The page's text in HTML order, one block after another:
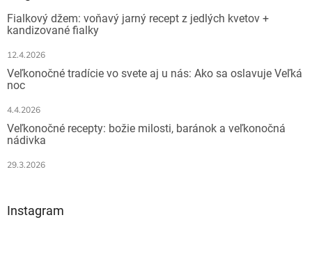
r
v
v
ý
u
Fialkový džem: voňavý jarný recept z jedlých kvetov +
kandizované fialky
12.4.2026
Veľkonočné tradície vo svete aj u nás: Ako sa oslavuje Veľká
noc
4.4.2026
Veľkonočné recepty: božie milosti, baránok a veľkonočná
nádivka
29.3.2026
Instagram